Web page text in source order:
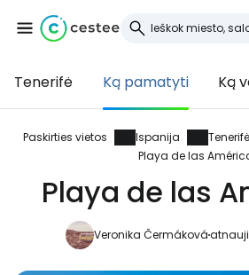
Tenerifė Ką pamatyti Ką
Paskirties vietos Ispanija Tenerifė
Playa de las
Playa de las
Veronika Čermáková
Prisijunkite
Cestee
... pasaulinė kelionių
Tęsti su